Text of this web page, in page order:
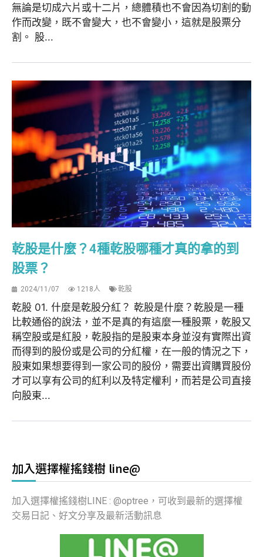
無論是切成六片或十二片，總體積也不會因為切割的動
作而改變，既不會變大，也不會變小，這就是股票分
割。 股...
乾股是什麼？4種乾股哪種才真的拿的到
股票？
2024/11/07 1218人 乾股
乾股 01. 什麼是乾股分紅？ 乾股是什麼？乾股是一種
比較通俗的說法，並不是真的有這麼一種股票，乾股又
稱空股或是紅股，乾股指的是股東本身並沒有實際出資
而得到的股份或是公司的分紅權，在一般的情況之下，
股東如果想要得到一家公司的股份，需要出資購買股份
才可以享有公司的紅利以及特定權利，而若是公司直接
向股東...
加入選擇權搖錢樹 line@
加入選擇權搖錢樹LINE : @optree，可收到最新的選擇權
交易日記、好文分享及最新活動訊息